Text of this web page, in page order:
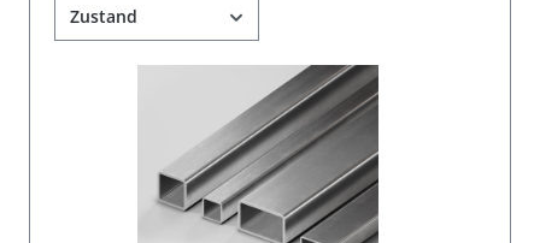
Zustand